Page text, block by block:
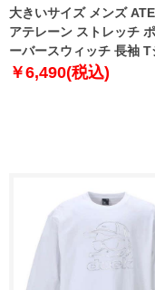
大きいサイズ メンズ
アテレーン ストレッチ
ーバースウィッチ 長袖 T
オーバーサイズシルエッ
￥6,490(税込)